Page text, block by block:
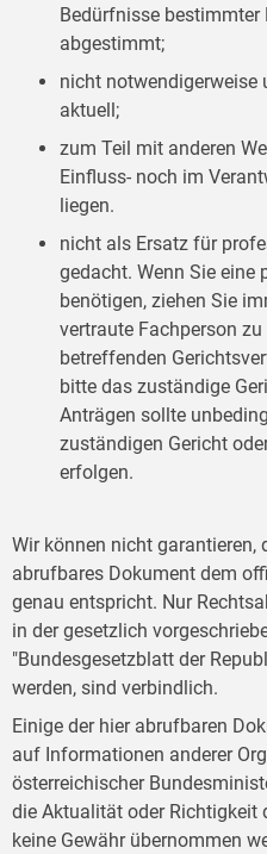
Bedürfnisse bestimmter
abgestimmt;
nicht notwendigerweise
aktuell;
zum Teil mit anderen
Einfluss- noch im
liegen.
nicht als Ersatz für
gedacht. Wenn Sie eine
benötigen, ziehen Sie
vertraute Fachperson
betreffenden
bitte das zuständige
Anträgen sollte
zuständigen Gericht
erfolgen.
Wir können nicht garantieren,
abrufbares Dokument dem
genau entspricht. Nur
in der gesetzlich
"Bundesgesetzblatt der
werden, sind verbindlich.
Einige der hier abrufbaren
auf Informationen anderer
österreichischer
die Aktualität oder Richtigkeit
keine Gewähr übernommen